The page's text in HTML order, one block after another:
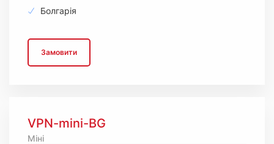
Болгарія
Замовити
VPN-mini-BG
Міні